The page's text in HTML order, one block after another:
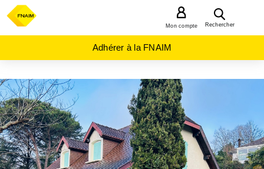
Rechercher
Mon compte
Adhérer à la FNAIM
ACHAT
MAISON
NOUVELLE-
AQUITAINE
PYRENEES-
ATLANTIQUES
(64)